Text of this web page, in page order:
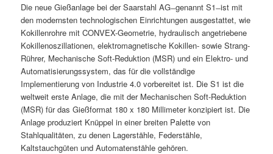
Die neue Gießanlage bei der Saarstahl AG ̶ genannt S1 ̶ ist mit
den modernsten technologischen Einrichtungen ausgestattet, wie
Kokillenrohre mit CONVEX-Geometrie, hydraulisch angetriebene
Kokillenoszillationen, elektromagnetische Kokillen- sowie Strang-
Rührer, Mechanische Soft-Reduktion (MSR) und ein Elektro- und
Automatisierungssystem, das für die vollständige
Implementierung von Industrie 4.0 vorbereitet ist. Die S1 ist die
weltweit erste Anlage, die mit der Mechanischen Soft-Reduktion
(MSR) für das Gießformat 180 x 180 Millimeter konzipiert ist. Die
Anlage produziert Knüppel in einer breiten Palette von
Stahlqualitäten, zu denen Lagerstähle, Federstähle,
Kaltstauchgüten und Automatenstähle gehören.